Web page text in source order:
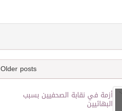
Older posts
أزمة في نقابة الصحفيين بسبب
البهائيين